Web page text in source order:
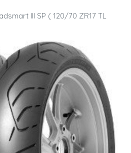
III SP ( 120/70 ZR17 TL